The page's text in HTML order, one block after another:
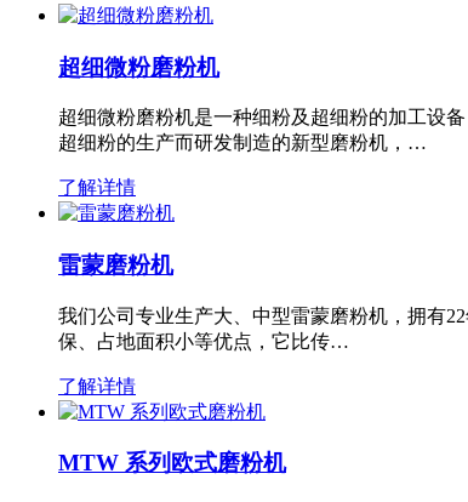
超细微粉磨粉机
超细微粉磨粉机是一种细粉及超细粉的加工设
超细粉的生产而研发制造的新型磨粉机，…
了解详情
雷蒙磨粉机
我们公司专业生产大、中型雷蒙磨粉机，拥有
保、占地面积小等优点，它比传…
了解详情
MTW 系列欧式磨粉机